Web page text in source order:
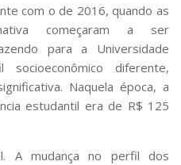
com o de 2016, quando as
começaram a ser
para a Universidade
diferente,
Naquela época, a
estudantil era de R$ 125
A mudança no perfil dos